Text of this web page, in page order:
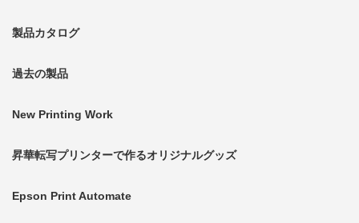
製品カタログ
過去の製品
New Printing Work
昇華転写プリンターで作るオリジナルグッズ
Epson Print Automate